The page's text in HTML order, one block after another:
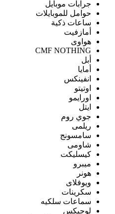
جرابات موبايل
حوامل للموبايلات
ساعات ذكية
أمازفيت
هواوى
CMF NOTHING
أبل
أمايا
انفينكس
اوتيتو
اورايمو
ايتل
جوي روم
ريلمى
سامسونج
شاومى
كيسليكت
ميبرو
هونر
ويوفلاى
سكرينات
سماعات سلكيه
لوجيكس